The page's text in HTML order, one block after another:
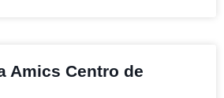
Amics Centro de